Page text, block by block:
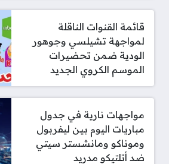
قائمة القنوات الناقلة
لمواجهة تشيلسي وجوهور
الودية ضمن تحضيرات
الموسم الكروي الجديد
مواجهات نارية في جدول
مباريات اليوم بين ليفربول
وموناكو ومانشستر سيتي
ضد أتلتيكو مدريد